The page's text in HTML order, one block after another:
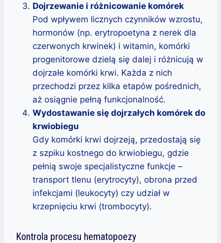
Dojrzewanie i różnicowanie komórek
Pod wpływem licznych czynników wzrostu,
hormonów (np. erytropoetyna z nerek dla
czerwonych krwinek) i witamin, komórki
progenitorowe dzielą się dalej i różnicują w
dojrzałe komórki krwi. Każda z nich
przechodzi przez kilka etapów pośrednich,
aż osiągnie pełną funkcjonalność.
Wydostawanie się dojrzałych komórek do
krwiobiegu
Gdy komórki krwi dojrzeją, przedostają się
z szpiku kostnego do krwiobiegu, gdzie
pełnią swoje specjalistyczne funkcje –
transport tlenu (erytrocyty), obrona przed
infekcjami (leukocyty) czy udział w
krzepnięciu krwi (trombocyty).
Kontrola procesu hematopoezy